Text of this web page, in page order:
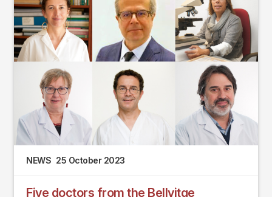
NEWS 25 October 2023
Five doctors from the Bellvitge